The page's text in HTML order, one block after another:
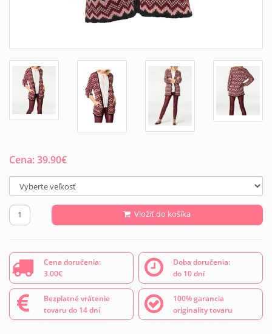
Cena:39.90€
Vložiť do košíka
Cena doručenia:
3.00€
Doba doručenia:
do 10 dní
Bezplatné vrátenie
tovaru do 14 dní
100% garancia
originality tovaru